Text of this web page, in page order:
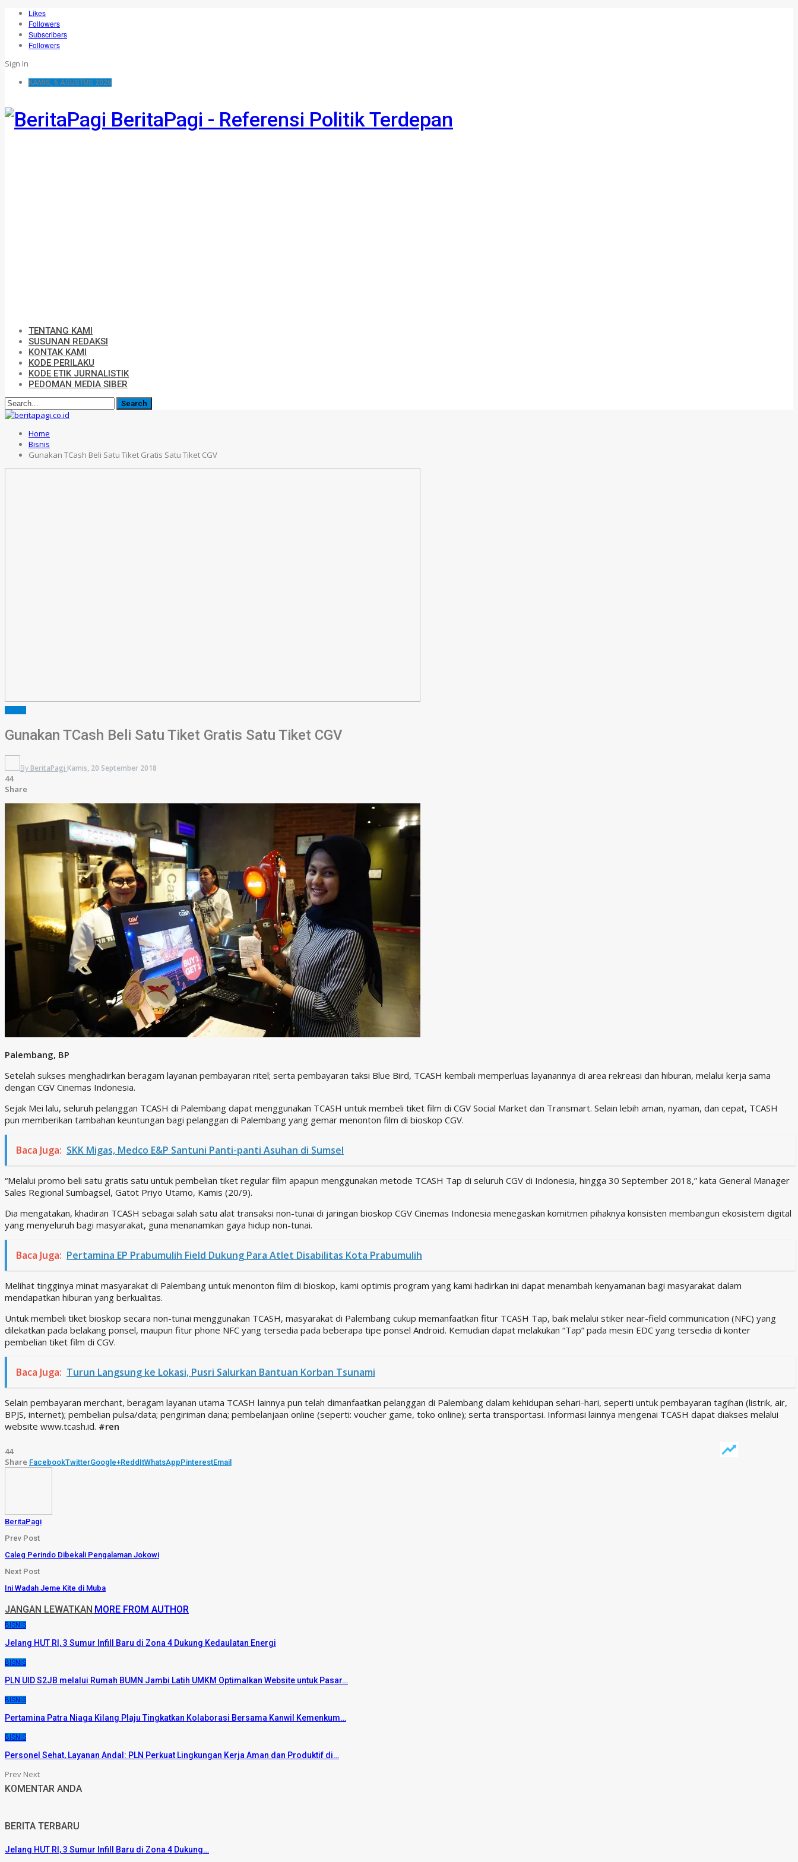
Likes
Followers
Subscribers
Followers
Sign In
KAMIS, 6 AGUSTUS 2026
BeritaPagi - Referensi Politik Terdepan
TENTANG KAMI
SUSUNAN REDAKSI
KONTAK KAMI
KODE PERILAKU
KODE ETIK JURNALISTIK
PEDOMAN MEDIA SIBER
Home
Bisnis
Gunakan TCash Beli Satu Tiket Gratis Satu Tiket CGV
Gunakan TCash Beli Satu Tiket Gratis Satu Tiket CGV
By BeritaPagi Kamis, 20 September 2018
44
Share
Palembang, BP
Setelah sukses menghadirkan beragam layanan pembayaran ritel; serta pembayaran taksi Blue Bird, TCASH kembali memperluas layanannya di area rekreasi dan hiburan, melalui kerja sama
dengan CGV Cinemas Indonesia.
Sejak Mei lalu, seluruh pelanggan TCASH di Palembang dapat menggunakan TCASH untuk membeli tiket film di CGV Social Market dan Transmart. Selain lebih aman, nyaman, dan cepat, TCASH
pun memberikan tambahan keuntungan bagi pelanggan di Palembang yang gemar menonton film di bioskop CGV.
Baca Juga: SKK Migas, Medco E&P Santuni Panti-panti Asuhan di Sumsel
“Melalui promo beli satu gratis satu untuk pembelian tiket regular film apapun menggunakan metode TCASH Tap di seluruh CGV di Indonesia, hingga 30 September 2018,” kata General Manager
Sales Regional Sumbagsel, Gatot Priyo Utamo, Kamis (20/9).
Dia mengatakan, khadiran TCASH sebagai salah satu alat transaksi non-tunai di jaringan bioskop CGV Cinemas Indonesia menegaskan komitmen pihaknya konsisten membangun ekosistem digital
yang menyeluruh bagi masyarakat, guna menanamkan gaya hidup non-tunai.
Baca Juga: Pertamina EP Prabumulih Field Dukung Para Atlet Disabilitas Kota Prabumulih
Melihat tingginya minat masyarakat di Palembang untuk menonton film di bioskop, kami optimis program yang kami hadirkan ini dapat menambah kenyamanan bagi masyarakat dalam
mendapatkan hiburan yang berkualitas.
Untuk membeli tiket bioskop secara non-tunai menggunakan TCASH, masyarakat di Palembang cukup memanfaatkan fitur TCASH Tap, baik melalui stiker near-field communication (NFC) yang
dilekatkan pada belakang ponsel, maupun fitur phone NFC yang tersedia pada beberapa tipe ponsel Android. Kemudian dapat melakukan “Tap” pada mesin EDC yang tersedia di konter
pembelian tiket film di CGV.
Baca Juga: Turun Langsung ke Lokasi, Pusri Salurkan Bantuan Korban Tsunami
Selain pembayaran merchant, beragam layanan utama TCASH lainnya pun telah dimanfaatkan pelanggan di Palembang dalam kehidupan sehari-hari, seperti untuk pembayaran tagihan (listrik, air,
BPJS, internet); pembelian pulsa/data; pengiriman dana; pembelanjaan online (seperti: voucher game, toko online); serta transportasi. Informasi lainnya mengenai TCASH dapat diakses melalui
website www.tcash.id. #ren
44
Share FacebookTwitterGoogle+ReddItWhatsAppPinterestEmail
BeritaPagi
Prev Post
Caleg Perindo Dibekali Pengalaman Jokowi
Next Post
Ini Wadah Jeme Kite di Muba
JANGAN LEWATKAN MORE FROM AUTHOR
BISNIS
Jelang HUT RI, 3 Sumur Infill Baru di Zona 4 Dukung Kedaulatan Energi
BISNIS
PLN UID S2JB melalui Rumah BUMN Jambi Latih UMKM Optimalkan Website untuk Pasar…
BISNIS
Pertamina Patra Niaga Kilang Plaju Tingkatkan Kolaborasi Bersama Kanwil Kemenkum…
BISNIS
Personel Sehat, Layanan Andal: PLN Perkuat Lingkungan Kerja Aman dan Produktif di…
Prev Next
KOMENTAR ANDA
BERITA TERBARU
Jelang HUT RI, 3 Sumur Infill Baru di Zona 4 Dukung…